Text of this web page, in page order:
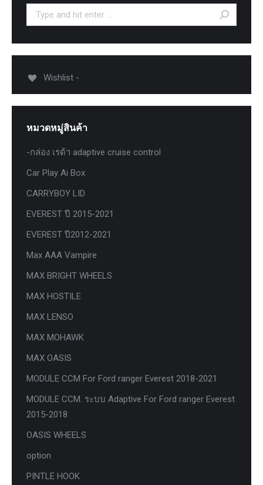
Search:
Wishlist -
หมวดหมู่สินค้า
-กล่อง เรด้า adaptive cruise control
Car Play Ai Box
CARRYBOY LID
EVEREST ปี 2015-2021
EVEREST ปี2012-2021
Max AAA Vampire
MAX BRIGHT WHEELS
MAX HOSTILE
MAX LENSO
MAX MOHAWK
MAX OASIS
MODULE CCM For Ford ranger Everest 2018-2021
MODULE CCM. ระบบ Adaptive For Ford ranger Everest
2015-2018
OASIS WHEELS
option
PINTLE HOOK